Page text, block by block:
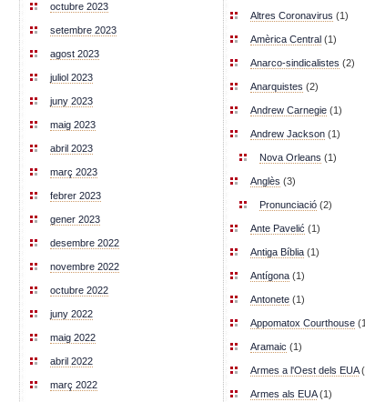
octubre 2023
setembre 2023
agost 2023
juliol 2023
juny 2023
maig 2023
abril 2023
març 2023
febrer 2023
gener 2023
desembre 2022
novembre 2022
octubre 2022
juny 2022
maig 2022
abril 2022
març 2022
Altres Coronavirus (1)
Amèrica Central (1)
Anarco-sindicalistes (2)
Anarquistes (2)
Andrew Carnegie (1)
Andrew Jackson (1)
Nova Orleans (1)
Anglès (3)
Pronunciació (2)
Ante Pavelić (1)
Antiga Bíblia (1)
Antígona (1)
Antonete (1)
Appomatox Courthouse
Aramaic (1)
Armes a l'Oest dels EUA
Armes als EUA(1)